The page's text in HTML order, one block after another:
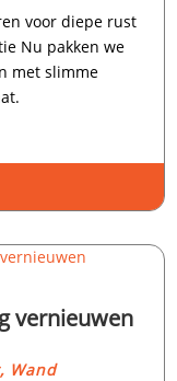
voor diepe rust
Nu pakken we
met slimme
vernieuwen
, Wand